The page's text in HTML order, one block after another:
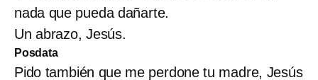
nada que pueda dañarte.
Un abrazo, Jesús.
Posdata
Pido también que me perdone tu madre, Jesús